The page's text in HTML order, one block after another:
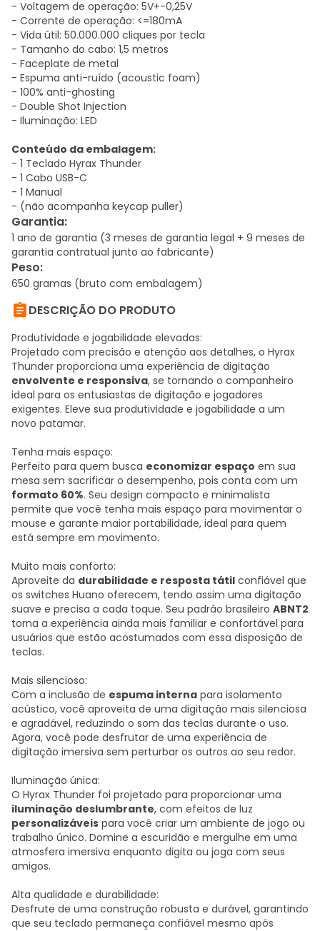
- Voltagem de operação: 5V+-0,25V
- Corrente de operação: <=180mA
- Vida útil: 50.000.000 cliques por tecla
- Tamanho do cabo: 1,5 metros
- Faceplate de metal
- Espuma anti-ruído (acoustic foam)
- 100% anti-ghosting
- Double Shot Injection
- Iluminação: LED
Conteúdo da embalagem:
- 1 Teclado Hyrax Thunder
- 1 Cabo USB-C
- 1 Manual
- (não acompanha keycap puller)
Garantia:
1 ano de garantia (3 meses de garantia legal + 9 meses de
garantia contratual junto ao fabricante)
Peso:
650 gramas (bruto com embalagem)
DESCRIÇÃO DO PRODUTO
Produtividade e jogabilidade elevadas:
Projetado com precisão e atenção aos detalhes, o Hyrax
Thunder proporciona uma experiência de digitação
envolvente e responsiva, se tornando o companheiro
ideal para os entusiastas de digitação e jogadores
exigentes. Eleve sua produtividade e jogabilidade a um
novo patamar.
Tenha mais espaço:
Perfeito para quem busca economizar espaço em sua
mesa sem sacrificar o desempenho, pois conta com um
formato 60%. Seu design compacto e minimalista
permite que você tenha mais espaço para movimentar o
mouse e garante maior portabilidade, ideal para quem
está sempre em movimento.
Muito mais conforto:
Aproveite da durabilidade e resposta tátil confiável que
os switches Huano oferecem, tendo assim uma digitação
suave e precisa a cada toque. Seu padrão brasileiro ABNT2
torna a experiência ainda mais familiar e confortável para
usuários que estão acostumados com essa disposição de
teclas.
Mais silencioso:
Com a inclusão de espuma interna para isolamento
acústico, você aproveita de uma digitação mais silenciosa
e agradável, reduzindo o som das teclas durante o uso.
Agora, você pode desfrutar de uma experiência de
digitação imersiva sem perturbar os outros ao seu redor.
Iluminação única:
O Hyrax Thunder foi projetado para proporcionar uma
iluminação deslumbrante, com efeitos de luz
personalizáveis para você criar um ambiente de jogo ou
trabalho único. Domine a escuridão e mergulhe em uma
atmosfera imersiva enquanto digita ou joga com seus
amigos.
Alta qualidade e durabilidade:
Desfrute de uma construção robusta e durável, garantindo
que seu teclado permaneça confiável mesmo após